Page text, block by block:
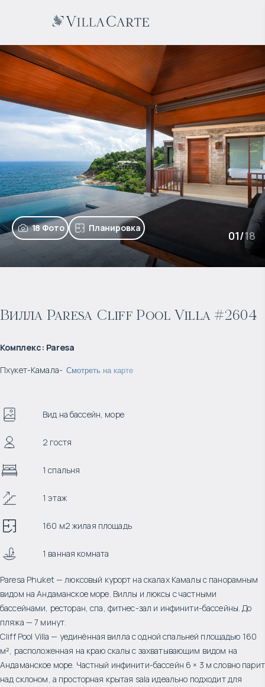
18 Фото Планировка
01/18
Вилла Paresa Cliff Pool Villa #2604
Комплекс: Paresa
Пхукет-Камала- Смотреть на карте
Вид на бассейн, море
2 гостя
1 спальня
1 этаж
160 м2 жилая площадь
1 ванная комната
Paresa Phuket — люксовый курорт на скалах Камалы с панорамным
видом на Андаманское море. Виллы и люксы с частными
бассейнами, ресторан, спа, фитнес-зал и инфинити-бассейны. До
пляжа — 7 минут.
Cliff Pool Villa — уединённая вилла с одной спальней площадью 160
м², расположенная на краю скалы с захватывающим видом на
Андаманское море. Частный инфинити-бассейн 6 × 3 м словно парит
над склоном, а просторная крытая sala идеально подходит для